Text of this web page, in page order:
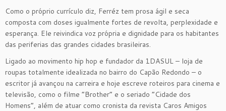
Como o próprio currículo diz, Ferréz tem prosa ágil e seca
composta com doses igualmente fortes de revolta, perplexidade e
esperança. Ele reivindica voz própria e dignidade para os habitantes
das periferias das grandes cidades brasileiras.
Ligado ao movimento hip hop e fundador da 1DASUL – loja de
roupas totalmente idealizada no bairro do Capão Redondo – o
escritor já avançou na carreira e hoje escreve roteiros para cinema e
televisão, como o filme “Brother” e o seriado “Cidade dos
Homens”, além de atuar como cronista da revista Caros Amigos